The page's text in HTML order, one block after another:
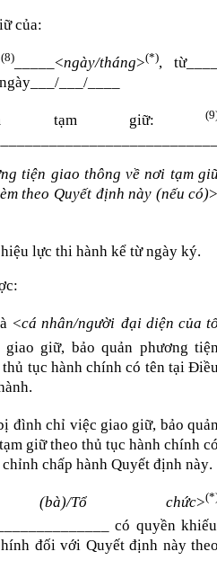
của:
<ngày/tháng>(*), từ__
_/___/____
tạm giữ:
tiện giao thông về nơi tạm
theo Quyết định này (nếu có)
lực thi hành kể từ ngày ký.
<cá nhân/người đại diện của
giao giữ, bảo quản phương
thủ tục hành chínhcó tên tại
đình chỉ việc giao giữ, bảo
giữ theo thủ tục hành chính
chấp hành Quyết định này.
(bà)/Tổ chức>(*
có quyền khiếu
đối với Quyết định này